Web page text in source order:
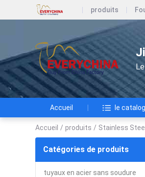
produits
Accueil le
Accueil / produits / Stainless
Catégories de produits
tuyaux en acier sans soudure